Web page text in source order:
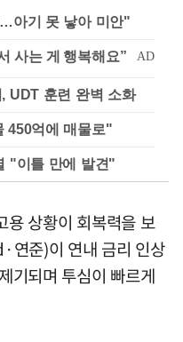
아기 못 낳아 미안"
UDT 훈련 완벽 소화
450억에 매물로"
"이틀 만에 발견"
용 상황이 회복력을 보
연준)이 연내 금리 인상
기되며 투심이 빠르게